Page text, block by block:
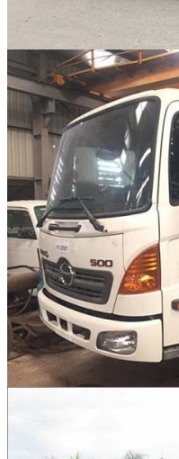
CÔNG TY MÔI
TRƯỜNG XANH HẢI
PHÒNG